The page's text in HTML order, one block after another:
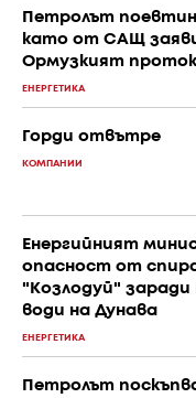
Петролът
като от САЩ
Ормузкият
ЕНЕРГЕТИКА
Горди отвътре
КОМПАНИИ
Енергийният
опасност от
"Козлодуй" заради
води на Дунава
ЕНЕРГЕТИКА
Петролът